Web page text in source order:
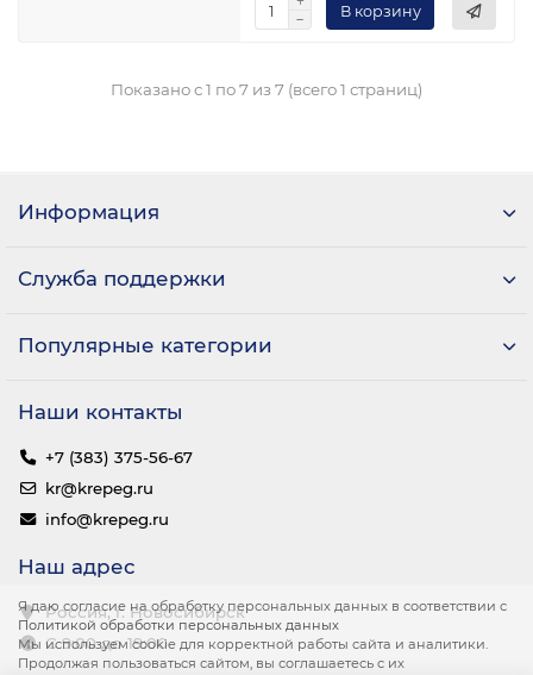
В корзину
Показано с 1 по 7 из 7 (всего 1 страниц)
Я даю согласие на обработку персональных данных в соответствии с
Политикой обработки персональных данных
Мы используем cookie для корректной работы сайта и аналитики.
Продолжая пользоваться сайтом, вы соглашаетесь с их
Информация
Служба поддержки
Популярные категории
Наши контакты
+7 (383) 375-56-67
kr@krepeg.ru
info@krepeg.ru
Наш адрес
Россия, г. Новосибирск
С 9:00 до 19:00